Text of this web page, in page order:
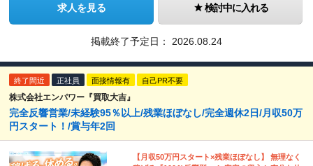
求人を見る 検討中に入れる
掲載終了予定日： 2026.08.24
終了間近 正社員 面接情報有 自己PR不要
株式会社エンパワー『買取大吉』
完全反響営業/未経験95％以上/残業ほぼなし/完全週休2日/月収50万
円スタート！/賞与年2回
【月収50万円スタート×残業ほぼなし】 無理なく